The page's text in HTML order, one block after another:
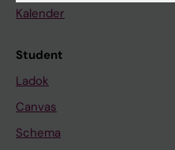
Kalender
Student
Ladok
Canvas
Schema